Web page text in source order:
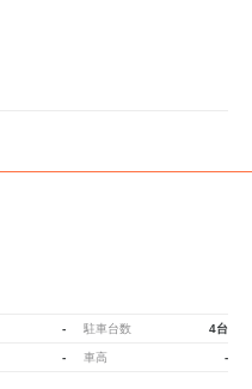
- 駐車台数 4台
- 車高 -